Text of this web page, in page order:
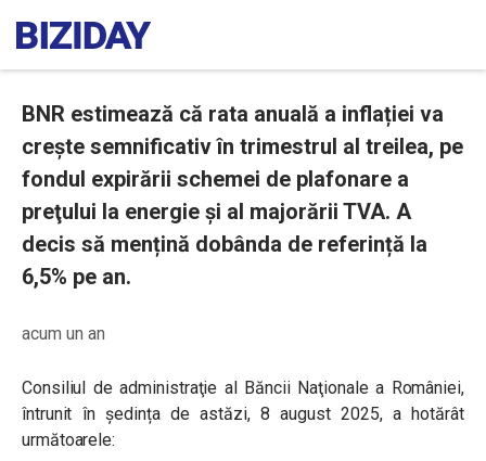
BNR estimează că rata anuală a inflației va
crește semnificativ în trimestrul al treilea, pe
fondul expirării schemei de plafonare a
preţului la energie şi al majorării TVA. A
decis să mențină dobânda de referință la
6,5% pe an.
acum un an
Consiliul de administraţie al Băncii Naţionale a României,
întrunit în ședința de astăzi, 8 august 2025, a hotărât
următoarele: